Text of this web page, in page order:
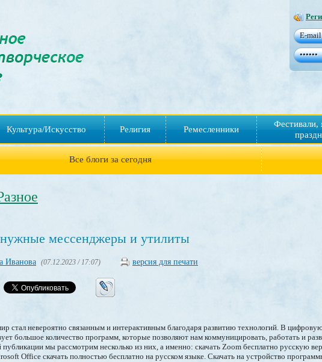
Культура/Искусство Религия Ремесленники
Фестивали,
Все блоги за сегодня
нужные мессенджеры и утилиты
Иванова (07.12.2023 / 17:07) версия для печати
стал невероятно связанным и интерактивным благодаря развитию технологий. В
большое количество программ, которые позволяют нам коммуницировать, работать и
публикации мы рассмотрим несколько из них, а именно: скачать Zoom бесплатно русскую
Office скачать полностью бесплатно на русском языке. Скачать на устройство